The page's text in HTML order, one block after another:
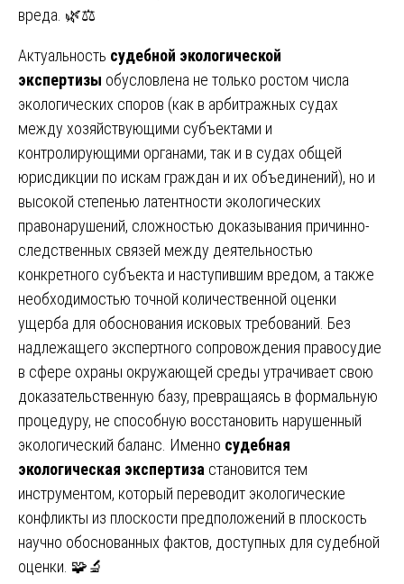
вреда. 🌿⚖️
Актуальность судебной экологической
экспертизы обусловлена не только ростом числа
экологических споров (как в арбитражных судах
между хозяйствующими субъектами и
контролирующими органами, так и в судах общей
юрисдикции по искам граждан и их объединений), но и
высокой степенью латентности экологических
правонарушений, сложностью доказывания причинно-
следственных связей между деятельностью
конкретного субъекта и наступившим вредом, а также
необходимостью точной количественной оценки
ущерба для обоснования исковых требований. Без
надлежащего экспертного сопровождения правосудие
в сфере охраны окружающей среды утрачивает свою
доказательственную базу, превращаясь в формальную
процедуру, не способную восстановить нарушенный
экологический баланс. Именно судебная
экологическая экспертиза становится тем
инструментом, который переводит экологические
конфликты из плоскости предположений в плоскость
научно обоснованных фактов, доступных для судебной
оценки. 🧩🔬